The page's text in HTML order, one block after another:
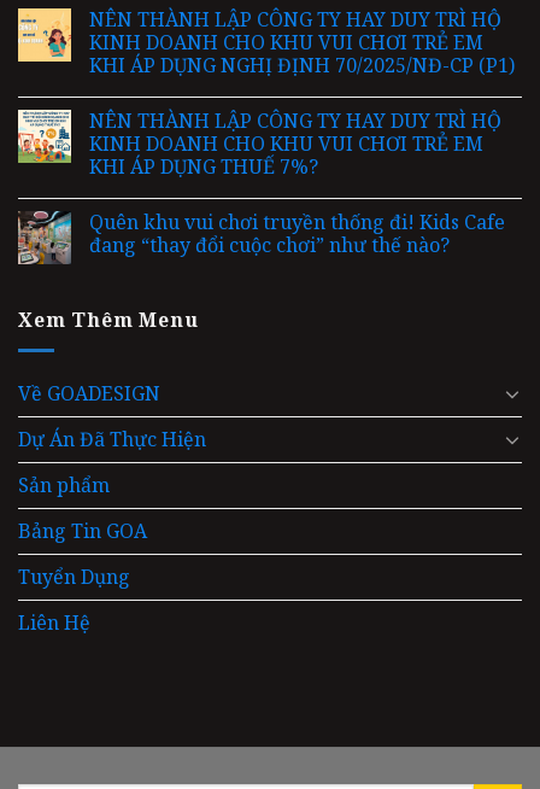
NÊN THÀNH LẬP CÔNG TY HAY DUY TRÌ HỘ
KINH DOANH CHO KHU VUI CHƠI TRẺ EM
KHI ÁP DỤNG NGHỊ ĐỊNH 70/2025/NĐ-CP (P1)
NÊN THÀNH LẬP CÔNG TY HAY DUY TRÌ HỘ
KINH DOANH CHO KHU VUI CHƠI TRẺ EM
KHI ÁP DỤNG THUẾ 7%?
Quên khu vui chơi truyền thống đi! Kids Cafe
đang “thay đổi cuộc chơi” như thế nào?
Xem Thêm Menu
Về GOADESIGN
Dự Án Đã Thực Hiện
Sản phẩm
Bảng Tin GOA
Tuyển Dụng
Liên Hệ